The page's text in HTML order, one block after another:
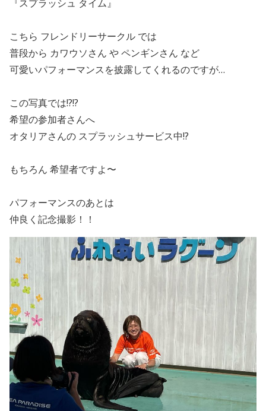
『スプラッシュ タイム』
こちら フレンドリーサークル では
普段から カワウソさん や ペンギンさん など
可愛いパフォーマンスを披露してくれるのですが…
この写真では!?!?
希望の参加者さんへ
オタリアさんの スプラッシュサービス中!?
もちろん 希望者ですよ〜
パフォーマンスのあとは
仲良く記念撮影！！